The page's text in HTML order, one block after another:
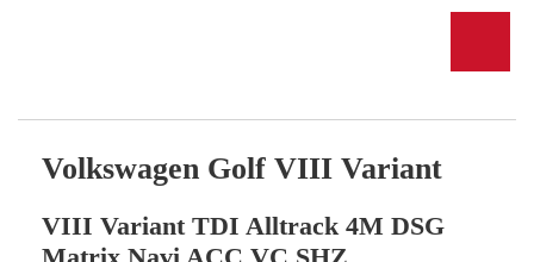
Volkswagen Golf VIII Variant
VIII Variant TDI Alltrack 4M DSG